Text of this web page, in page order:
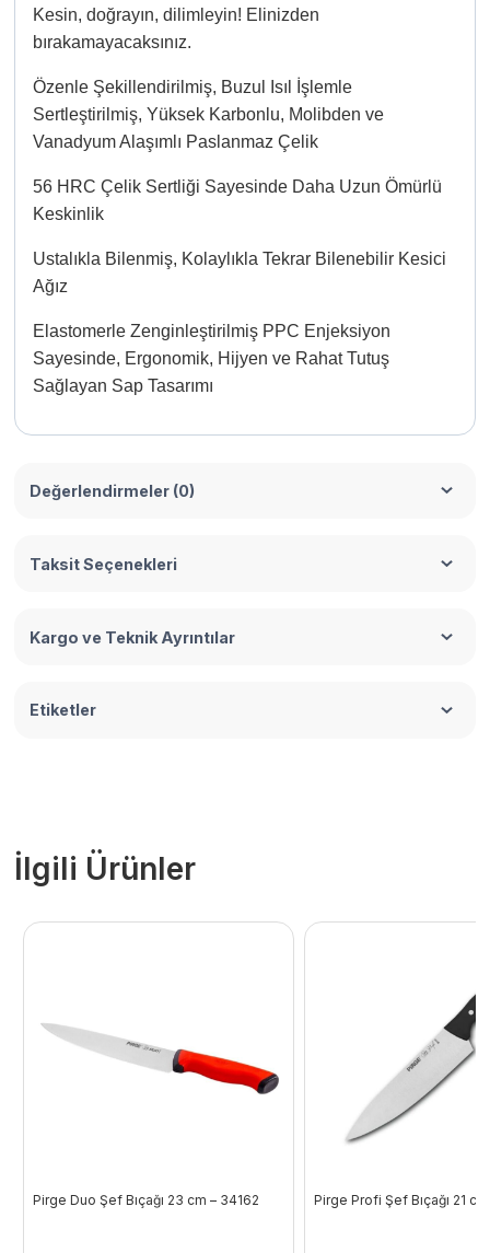
Kesin, doğrayın, dilimleyin! Elinizden
bırakamayacaksınız.
Özenle Şekillendirilmiş, Buzul Isıl İşlemle
Sertleştirilmiş, Yüksek Karbonlu, Molibden ve
Vanadyum Alaşımlı Paslanmaz Çelik
56 HRC Çelik Sertliği Sayesinde Daha Uzun Ömürlü
Keskinlik
Ustalıkla Bilenmiş, Kolaylıkla Tekrar Bilenebilir Kesici
Ağız
Elastomerle Zenginleştirilmiş PPC Enjeksiyon
Sayesinde, Ergonomik, Hijyen ve Rahat Tutuş
Sağlayan Sap Tasarımı
Değerlendirmeler (0)
Taksit Seçenekleri
Kargo ve Teknik Ayrıntılar
Etiketler
İlgili Ürünler
Pirge Duo Şef Bıçağı 23 cm – 34162 Pirge Profi Şef Bıçağı 21